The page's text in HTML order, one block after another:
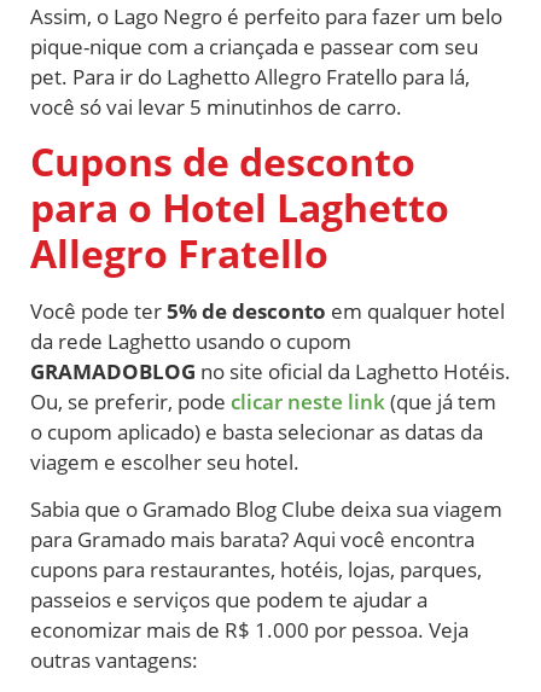
Assim, o Lago Negro é perfeito para fazer um belo
pique-nique com a criançada e passear com seu
pet. Para ir do Laghetto Allegro Fratello para lá,
você só vai levar 5 minutinhos de carro.
Cupons de desconto
para o Hotel Laghetto
Allegro Fratello
Você pode ter5% de desconto em qualquer hotel
da rede Laghetto usando o cupom
GRAMADOBLOG no site oficial da Laghetto Hotéis.
Ou, se preferir, pode clicar neste link(que já tem
o cupom aplicado) e basta selecionar as datas da
viagem e escolher seu hotel.
Sabia que o Gramado Blog Clube deixa sua viagem
para Gramado mais barata? Aqui você encontra
cupons para restaurantes, hotéis, lojas, parques,
passeios e serviços que podem te ajudar a
economizar mais de R$ 1.000 por pessoa. Veja
outras vantagens: